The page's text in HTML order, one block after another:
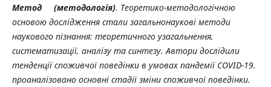
Метод(методологія). Теоретико-методологічною
основою дослідження стали загальнонаукові методи
наукового пізнання: теоретичного узагальнення,
систематизації, аналізу та синтезу. Автори дослідили
тенденції споживчої поведінки в умовах пандемії COVID-19.
проаналізовано основні стадії зміни споживчої поведінки.